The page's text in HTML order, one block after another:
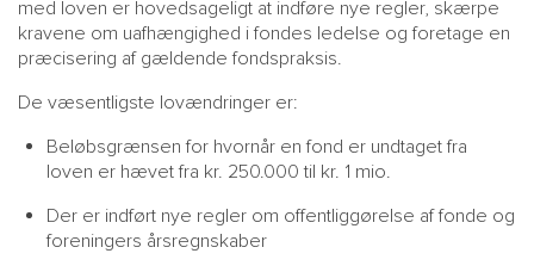
MENU
HR
med loven er hovedsageligt at indføre nye regler, skærpe
kravene om uafhængighed i fondes ledelse og foretage en
præcisering af gældende fondspraksis.
De væsentligste lovændringer er:
Beløbsgrænsen for hvornår en fond er undtaget fra
loven er hævet fra kr. 250.000 til kr. 1 mio.
Der er indført nye regler om offentliggørelse af fonde og
foreningers årsregnskaber